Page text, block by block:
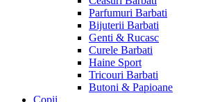
Parfumuri Barbati
Bijuterii Barbati
Genti & Rucasc
Curele Barbati
Haine Sport
Tricouri Barbati
Butoni & Papioane